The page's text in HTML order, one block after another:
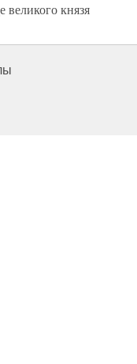
великого князя